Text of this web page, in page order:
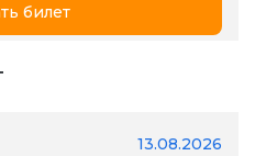
билет
13.08.2026